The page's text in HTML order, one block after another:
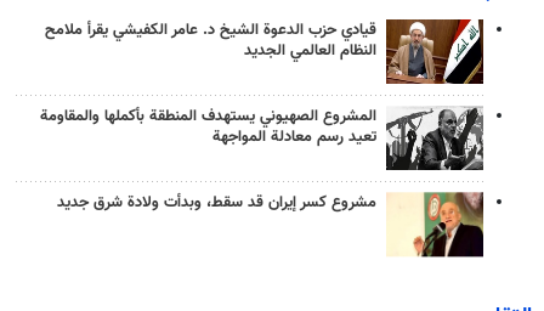
قيادي حزب الدعوة الشيخ د. عامر الكفيشي يقرأ ملامح
النظام العالمي الجديد
المشروع الصهيوني يستهدف المنطقة بأكملها والمقاومة
تعيد رسم معادلة المواجهة
مشروع كسر إيران قد سقط، وبدأت ولادة شرق جديد